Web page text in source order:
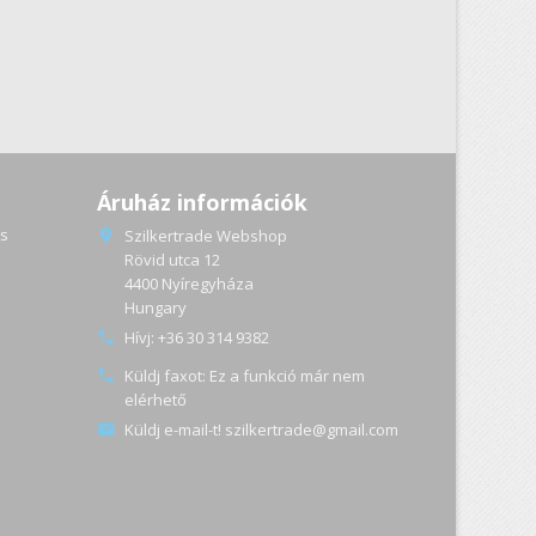
Áruház információk

Szilkertrade Webshop
Rövid utca 12
4400 Nyíregyháza
Hungary
 Hívj: +36 30 314 9382
 Küldj faxot: Ez a funkció már nem
elérhető
 Küldj e-mail-t! szilkertrade@gmail.com